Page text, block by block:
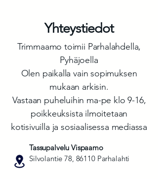
Yhteystiedot
Trimmaamo toimii Parhalahdella,
Pyhäjoella
Olen paikalla vain sopimuksen
mukaan arkisin.
Vastaan puheluihin ma-pe klo 9-16,
poikkeuksista ilmoitetaan
kotisivuilla ja sosiaalisessa mediassa
Tassupalvelu Vispaamo
Silvolantie 78, 86110 Parhalahti